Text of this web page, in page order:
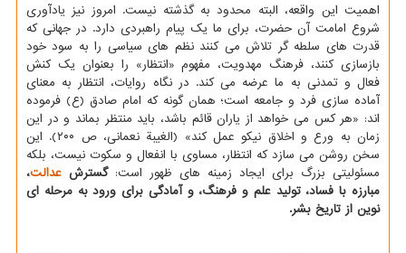
اهمیت این واقعه، البته محدود به گذشته نیست. امروز نیز یادآوری
شروع امامت آن حضرت، برای ما یک پیام راهبردی دارد. در جهانی که
قدرت های سلطه گر تلاش می کنند نظم های سیاسی را به سود خود
بازسازی کنند، فرهنگ مهدویت، مفهوم «انتظار» را بعنوان یک کنش
فعال و تمدنی به ما عرضه می کند. در نگاه روایات، انتظار به معنای
آماده سازی فرد و جامعه است؛ همان گونه که امام صادق (ع) فرموده
اند: «هر کس می خواهد از یاران قائم باشد، باید منتظر بماند و در این
زمان به ورع و اخلاق نیکو عمل کند» (الغیبة نعمانی، ص ۲۰۰). این
سخن روشن می سازد که انتظار، مساوی با انفعال و سکوت نیست، بلکه
مسئولیتی بزرگ برای ایجاد زمینه های ظهور است:گسترش عدالت،
مبارزه با فساد، تولید علم و فرهنگ، و آمادگی برای ورود به مرحله ای
نوین از تاریخ بشر.